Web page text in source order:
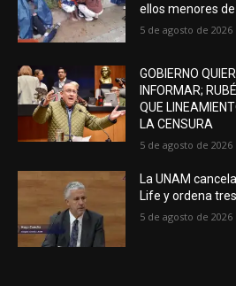
ellos menores
5 de agosto de 2026
GOBIERNO
INFORMAR;
QUE
LA CENSURA
5 de agosto de 2026
La UNAM
Life y ordena
5 de agosto de 2026